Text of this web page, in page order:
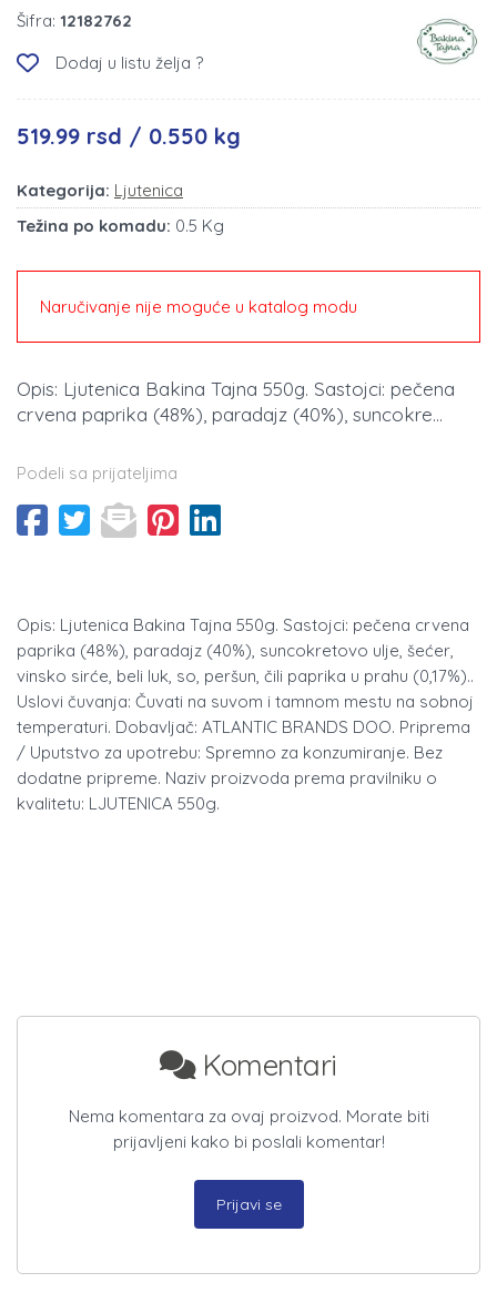
Šifra: 12182762
Dodaj u listu želja ?
519.99 rsd / 0.550 kg
Kategorija: Ljutenica
Težina po komadu: 0.5 Kg
Naručivanje nije moguće u katalog modu
Opis: Ljutenica Bakina Tajna 550g. Sastojci: pečena
crvena paprika (48%), paradajz (40%), suncokre...
Podeli sa prijateljima
Opis: Ljutenica Bakina Tajna 550g. Sastojci: pečena crvena
paprika (48%), paradajz (40%), suncokretovo ulje, šećer,
vinsko sirće, beli luk, so, peršun, čili paprika u prahu (0,17%)..
Uslovi čuvanja: Čuvati na suvom i tamnom mestu na sobnoj
temperaturi. Dobavljač: ATLANTIC BRANDS DOO. Priprema
/ Uputstvo za upotrebu: Spremno za konzumiranje. Bez
dodatne pripreme. Naziv proizvoda prema pravilniku o
kvalitetu: LJUTENICA 550g.
Komentari
Nema komentara za ovaj proizvod. Morate biti
prijavljeni kako bi poslali komentar!
Prijavi se